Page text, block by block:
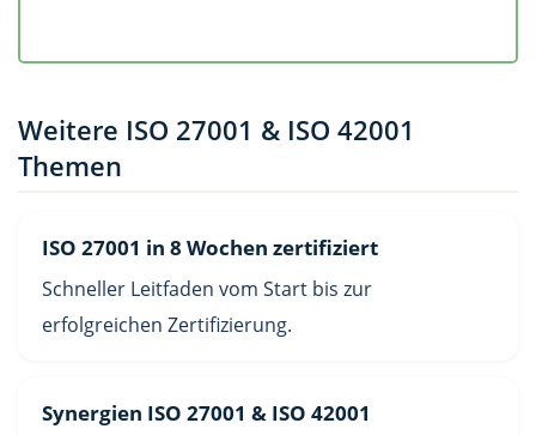
Weitere ISO 27001 & ISO 42001
Themen
ISO 27001 in 8 Wochen zertifiziert
Schneller Leitfaden vom Start bis zur
erfolgreichen Zertifizierung.
Synergien ISO 27001 & ISO 42001